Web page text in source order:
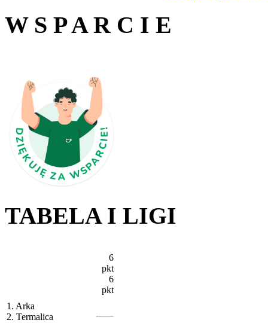
W S P A R C I E
TABELA I LIGI
1. Arka
2. Termalica
6
pkt
6
pkt